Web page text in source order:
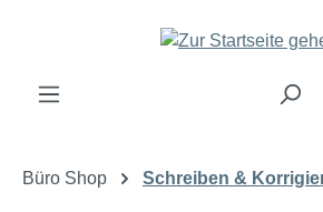
Zum Hauptinhalt springen
Büro Shop Schreiben &